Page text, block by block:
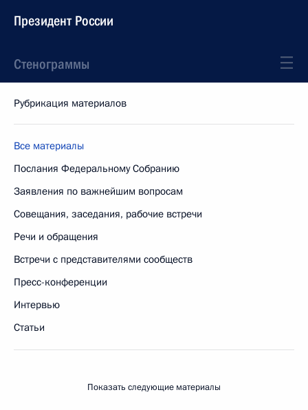
Президент России
Стенограммы
Рубрикация материалов
Все материалы
Послания Федеральному Собранию
Заявления по важнейшим вопросам
Совещания, заседания, рабочие встречи
Речи и обращения
Встречи с представителями сообществ
Пресс-конференции
Интервью
Статьи
Показать следующие материалы